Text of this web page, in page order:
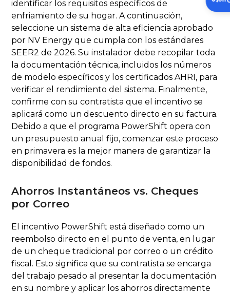
identificar los requisitos específicos de
enfriamiento de su hogar. A continuación,
seleccione un sistema de alta eficiencia aprobado
por NV Energy que cumpla con los estándares
SEER2 de 2026. Su instalador debe recopilar toda
la documentación técnica, incluidos los números
de modelo específicos y los certificados AHRI, para
verificar el rendimiento del sistema. Finalmente,
confirme con su contratista que el incentivo se
aplicará como un descuento directo en su factura.
Debido a que el programa PowerShift opera con
un presupuesto anual fijo, comenzar este proceso
en primavera es la mejor manera de garantizar la
disponibilidad de fondos.
Ahorros Instantáneos vs. Cheques
por Correo
El incentivo PowerShift está diseñado como un
reembolso directo en el punto de venta, en lugar
de un cheque tradicional por correo o un crédito
fiscal. Esto significa que su contratista se encarga
del trabajo pesado al presentar la documentación
en su nombre y aplicar los ahorros directamente